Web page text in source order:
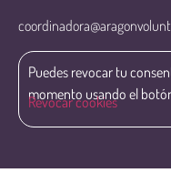
Puedes revocar tu
momento usando el
Revocar cookies